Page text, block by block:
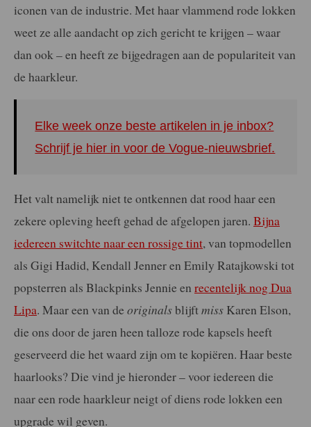
iconen van de industrie. Met haar vlammend rode lokken
weet ze alle aandacht op zich gericht te krijgen – waar
dan ook – en heeft ze bijgedragen aan de populariteit van
de haarkleur.
Elke week onze beste artikelen in je inbox?
Schrijf je hier in voor de Vogue-nieuwsbrief.
Het valt namelijk niet te ontkennen dat rood haar een
zekere opleving heeft gehad de afgelopen jaren. Bijna
iedereen switchte naar een rossige tint, van topmodellen
als Gigi Hadid, Kendall Jenner en Emily Ratajkowski tot
popsterren als Blackpinks Jennie en recentelijk nog Dua
Lipa. Maar een van de originalsblijftmiss Karen Elson,
die ons door de jaren heen talloze rode kapsels heeft
geserveerd die het waard zijn om te kopiëren. Haar beste
haarlooks? Die vind je hieronder – voor iedereen die
naar een rode haarkleur neigt of diens rode lokken een
upgrade wil geven.